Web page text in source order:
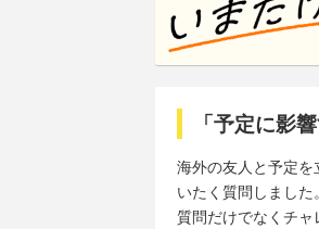
「予定に影
海外の友人と予定
いたく質問しました。
質問だけでなくチャ